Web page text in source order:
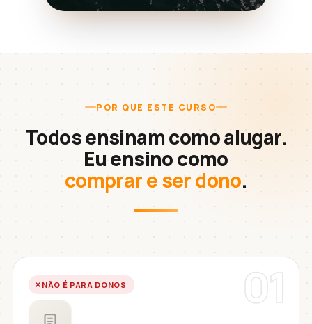
POR QUE ESTE CURSO
Todos ensinam como alugar.
Eu ensino como
comprar e ser dono.
01
NÃO É PARA DONOS